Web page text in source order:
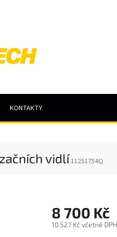
KONTAKTY
vidlí11251754Q
8 700 Kč
10 527 Kč včetně DPH